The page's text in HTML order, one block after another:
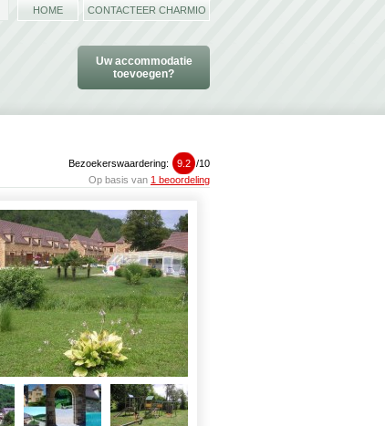
Uw accommodatie
toevoegen?
HOME CONTACTEER CHARMIO
Bezoekerswaardering: 9.2 /10
Op basis van 1 beoordeling